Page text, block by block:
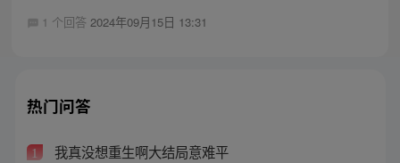
1 个回答 2024年09月15日 13:31
热门问答
1 我真没想重生啊大结局意难平